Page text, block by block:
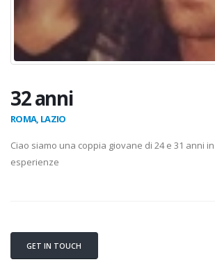
32 anni
ROMA, LAZIO
Ciao siamo una coppia giovane di 24 e 31 anni
esperienze
GET IN TOUCH